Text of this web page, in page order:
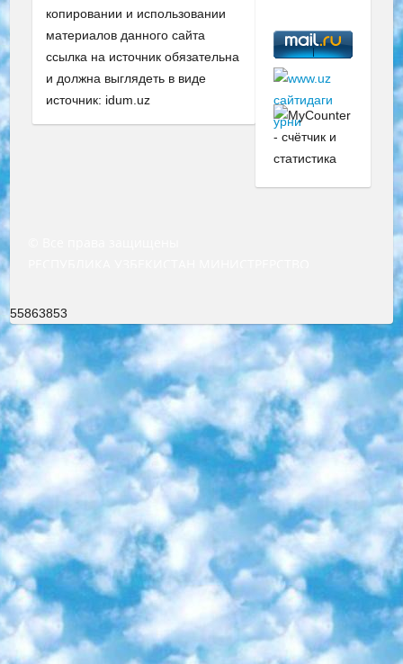
копировании и использовании
материалов данного сайта
ссылка на источник обязательна
и должна выглядеть в виде
источник: idum.uz
55863853